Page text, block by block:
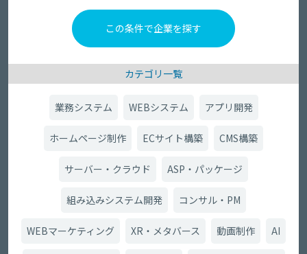
カテゴリ一覧
業務システム WEBシステム アプリ開発
ホームページ制作 ECサイト構築 CMS構築
サーバー・クラウド ASP・パッケージ
組み込みシステム開発 コンサル・PM
WEBマーケティング XR・メタバース 動画制作 AI